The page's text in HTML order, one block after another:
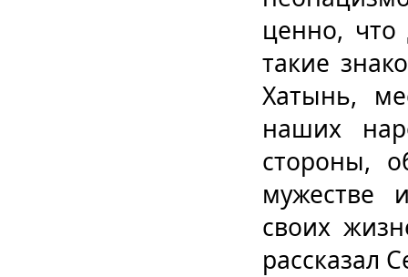
ценно, что
такие
Хатынь,
наших
стороны,
мужестве
своих
рассказал